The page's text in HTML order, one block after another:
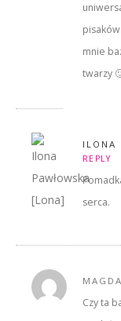
mnie
twarzy
ILONA
REPLY
serca.
Czy ta